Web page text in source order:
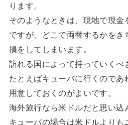
ります。
そのようなときは、現地で現
ですが、どこで両替するかをき
損をしてしまいます。
訪れる国によって持っていくべ
たとえばキューバに行くのであ
用意しておくのがよいです。
海外旅行なら米ドルだと思い込
キューバの場合は米ドルよりも